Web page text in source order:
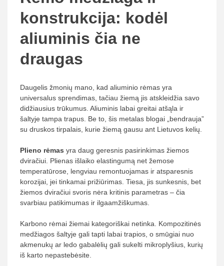
konstrukcija: kodėl
aliuminis čia ne
draugas
Daugelis žmonių mano, kad aliuminio rėmas yra
universalus sprendimas, tačiau žiemą jis atskleidžia savo
didžiausius trūkumus. Aliuminis labai greitai atšąla ir
šaltyje tampa trapus. Be to, šis metalas blogai „bendrauja”
su druskos tirpalais, kurie žiemą gausu ant Lietuvos kelių.
Plieno rėmas yra daug geresnis pasirinkimas žiemos
dviračiui. Plienas išlaiko elastingumą net žemose
temperatūrose, lengviau remontuojamas ir atsparesnis
korozijai, jei tinkamai prižiūrimas. Tiesa, jis sunkesnis, bet
žiemos dviračiui svoris nėra kritinis parametras – čia
svarbiau patikimumas ir ilgaamžiškumas.
Karbono rėmai žiemai kategoriškai netinka. Kompozitinės
medžiagos šaltyje gali tapti labai trapios, o smūgiai nuo
akmenukų ar ledo gabalėlių gali sukelti mikroplyšius, kurių
iš karto nepastebėsite.